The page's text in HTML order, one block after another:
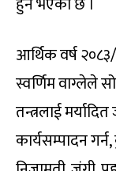
आर्थिक वर्ष
स्वर्णिम वाग्लेले
तन्त्रलाई
कार्यसम्पादन